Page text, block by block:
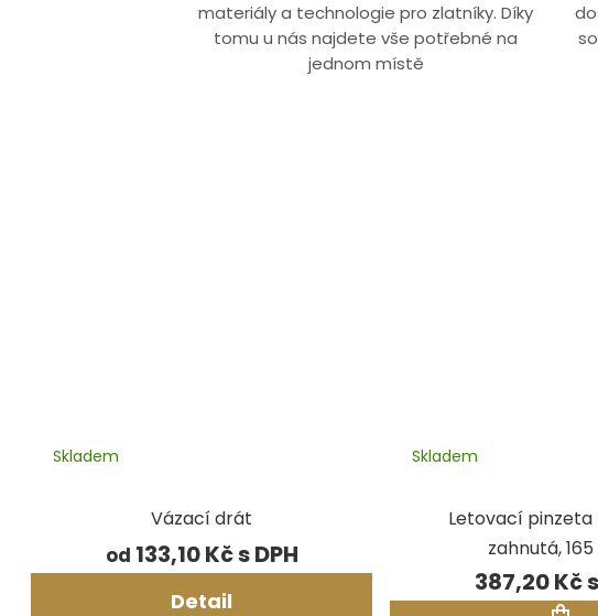
materiály a technologie pro zlatníky. Díky
tomu u nás najdete vše potřebné na
jednom místě
Vázací drát
Skladem
od 133,10 Kč
Detail
Letovací
zahnutá,
Skladem
387,20 Kč